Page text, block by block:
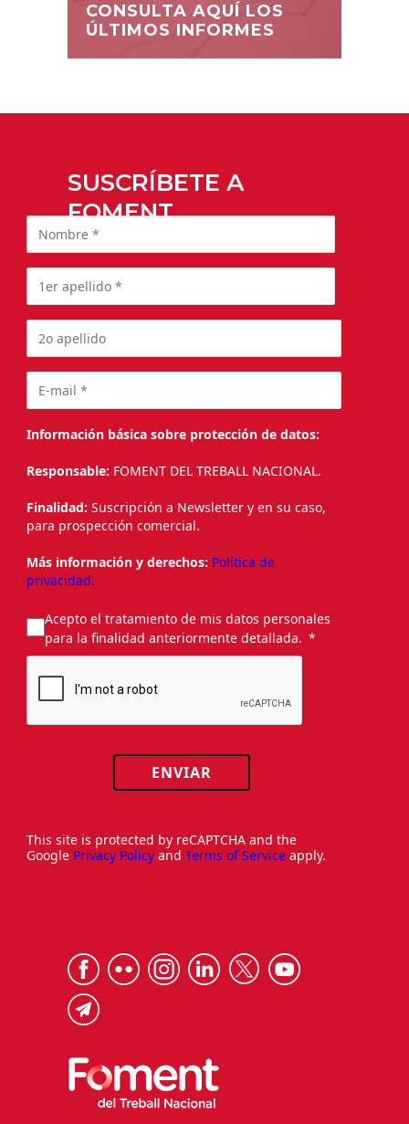
CONSULTA AQUÍ LOS
ÚLTIMOS INFORMES
SUSCRÍBETE A
FOMENT
Información básica sobre protección de datos:
Responsable: FOMENT DEL TREBALL NACIONAL.
Finalidad: Suscripción a Newsletter y en su caso,
para prospección comercial.
Más información y derechos: Política de
privacidad.
Acepto el tratamiento de mis datos personales
para la finalidad anteriormente detallada.
ENVIAR
This site is protected by reCAPTCHA and the
Google Privacy Policy and Terms of Service apply.